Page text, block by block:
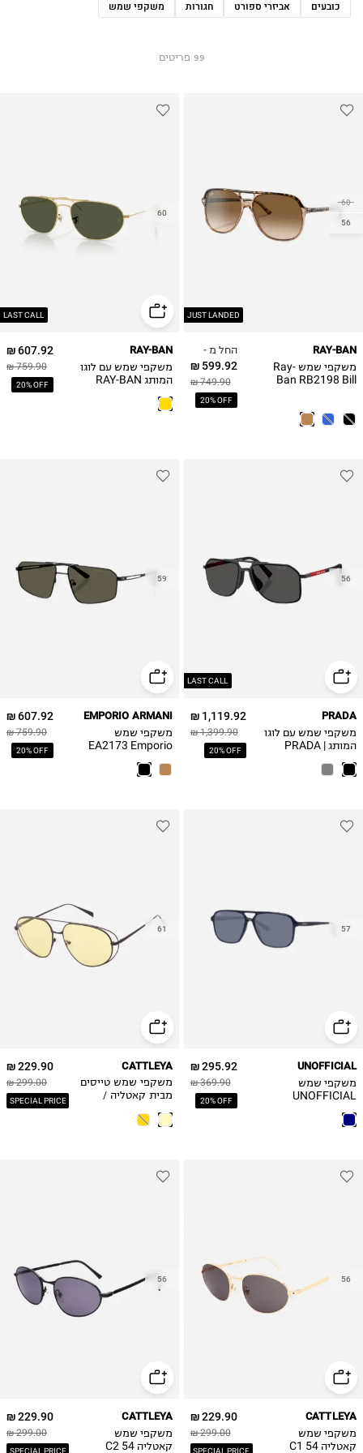
כובעים אביזרי ספורט חגורות משקפי שמש
99 פריטים
JUST LANDED
60
56
החל מ -
599.92 ₪
749.90 ₪
20% OFF
RAY-BAN
משקפי שמש Ray-
Ban RB2198 Bill
LAST CALL
60
607.92 ₪
759.90 ₪
20% OFF
RAY-BAN
משקפי שמש עם לוגו
המותג RAY-BAN
LAST CALL
56
1,119.92 ₪
1,399.90 ₪
20% OFF
PRADA
משקפי שמש עם לוגו
המותג | PRADA
59
607.92 ₪
759.90 ₪
20% OFF
EMPORIO ARMANI
משקפי שמש
EA2173 Emporio
57
295.92 ₪
369.90 ₪
20% OFF
UNOFFICIAL
משקפי שמש
UNOFFICIAL
SUNGLASS / גברים
61
229.90 ₪
299.00 ₪
SPECIAL PRICE
CATTLEYA
משקפי שמש טייסים
מבית קאטליה /
56
229.90 ₪
299.00 ₪
SPECIAL PRICE
CATTLEYA
משקפי שמש
קאטליה C1 54
56
229.90 ₪
299.00 ₪
SPECIAL PRICE
CATTLEYA
משקפי שמש
קאטליה C2 54